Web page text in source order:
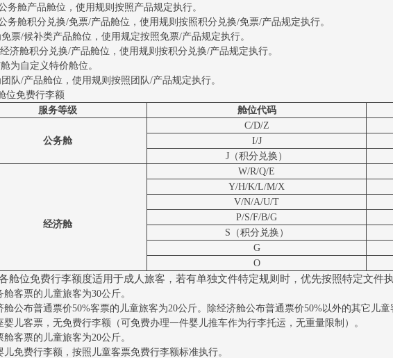
务舱产品舱位，使用规则按照产品规定执行。
务舱积分兑换/免票/产品舱位，使用规则按照积分兑换/免票/产品规定执行。
票/候补类产品舱位，使用规定按照免票/产品规定执行。
济舱积分兑换/产品舱位，使用规则按积分兑换/产品规定执行。
为自定义特价舱位。
队/产品舱位，使用规则按照团队/产品规定执行。
位免费行李额
服务等级
舱位代码
公务舱
C/D/Z
I/J
J（积分兑换）
经济舱
W/R/Q/E
Y/H/K/L/M/X
V/N/A/U/T
P/S/F/B/G
S（积分兑换）
G
O
舱位免费行李额度适用于成人旅客，若有单独文件特定规则时，优先按照特定文件
舱客票的儿童旅客为30公斤。
舱公布普通票价50%客票的儿童旅客为20公斤。除经济舱公布普通票价50%以外的其它儿
婴儿客票，无免费行李额（可免费办理一件婴儿推车作为行李托运，无重量限制）。
舱客票的儿童旅客为20公斤。
儿免费行李额，按照儿童客票免费行李额标准执行。